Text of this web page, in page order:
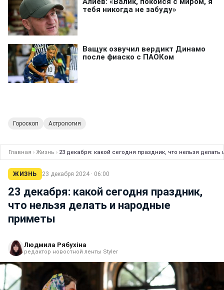
Гороскоп Астрология
Главная › Жизнь › 23 декабря: какой сегодня праздник, что нельзя
ЖИЗНЬ 23 декабря 2024 · 06:00
23 декабря: какой сегодня праздник,
что нельзя делать и народные
приметы
Людмила Рябухіна
редактор новостной ленты Styler